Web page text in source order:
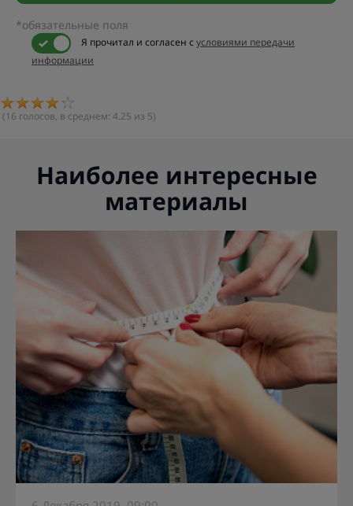
*обязательные поля
Я прочитал и согласен сусловиями передачи
информации
(16 голосов, в среднем: 4.25 из 5)
Наиболее интересные
материалы